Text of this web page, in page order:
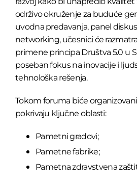
održivo okruženje za buduće
uvodna predavanja, panel
networking, učesnici će
primene principa Društva 5.0 u
poseban fokus na inovacije i
tehnološka rešenja.
Tokom foruma biće
pokrivaju ključne oblasti:
Pametni gradovi;
Pametne fabrike;
Pametna zdravstvena